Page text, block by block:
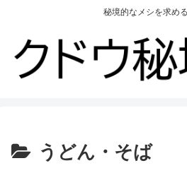
秘境的なメシを求め
うどん・そば